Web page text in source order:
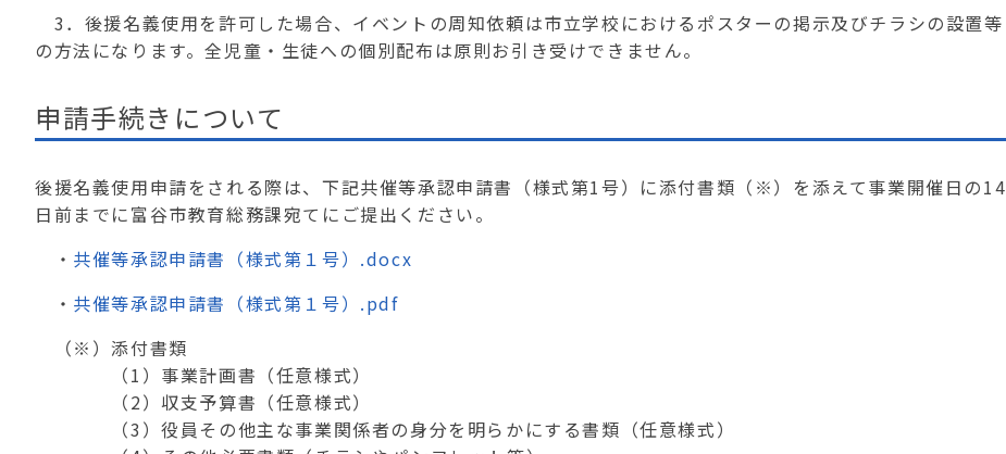
3．後援名義使用を許可した場合、イベントの周知依頼は市立学校におけるポスターの掲示及びチラシの設置等
の方法になります。全児童・生徒への個別配布は原則お引き受けできません。
申請手続きについて
後援名義使用申請をされる際は、下記共催等承認申請書（様式第1号）に添付書類（※）を添えて事業開催日の14
日前までに富谷市教育総務課宛てにご提出ください。
・ 共催等承認申請書（様式第１号）.docx
・ 共催等承認申請書（様式第１号）.pdf
（※）添付書類
（1）事業計画書（任意様式）
（2）収支予算書（任意様式）
（3）役員その他主な事業関係者の身分を明らかにする書類（任意様式）